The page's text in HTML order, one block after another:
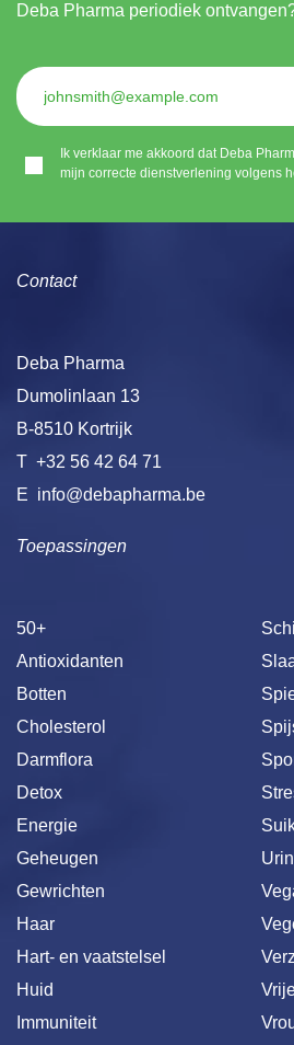
Ik verklaar me akkoord dat Deba
mijn correcte dienstverlening volgens
Deba Pharma periodiek
Toepassingen
50+
Antioxidanten
Botten
Cholesterol
Darmflora
Detox
Energie
Geheugen
Gewrichten
Haar
Hart- en vaatstelsel
Huid
Immuniteit
Contact
Deba Pharma
Dumolinlaan 13
B-8510 Kortrijk
T +32 56 42 64 71
E info@debapharma.be